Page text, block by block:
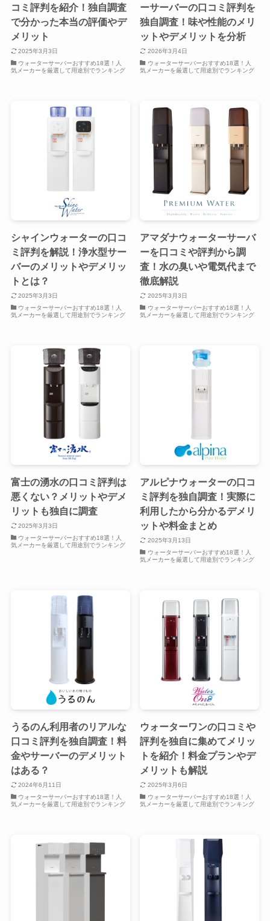
コミ評判を紹介！独自調査
で分かった本当の評価やデ
メリット
2025年3月3日
ウォーターサーバーおすすめ18選！人
気メーカーを厳選して用途別でランキング
ーサーバーの口コミ評判を
独自調査！味や性能のメリ
ットやデメリットを分析
2026年3月4日
ウォーターサーバーおすすめ18選！人
気メーカーを厳選して用途別でランキング
シャインウォーターの口コ
ミ評判を解説！浄水型サー
バーのメリットやデメリッ
トとは？
2025年3月3日
ウォーターサーバーおすすめ18選！人
気メーカーを厳選して用途別でランキング
アマダナウォーターサーバ
ーを口コミや評判から調
査！水の臭いや電気代まで
徹底解説
2025年3月3日
ウォーターサーバーおすすめ18選！人
気メーカーを厳選して用途別でランキング
富士の湧水の口コミ評判は
悪くない？メリットやデメ
リットも独自に調査
2025年3月3日
ウォーターサーバーおすすめ18選！人
気メーカーを厳選して用途別でランキング
アルピナウォーターの口コ
ミ評判を独自調査！実際に
利用したから分かるデメリ
ットや料金まとめ
2025年3月13日
ウォーターサーバーおすすめ18選！人
気メーカーを厳選して用途別でランキング
うるのん利用者のリアルな
口コミ評判を独自調査！料
金やサーバーのデメリット
はある？
2024年6月11日
ウォーターサーバーおすすめ18選！人
気メーカーを厳選して用途別でランキング
ウォーターワンの口コミや
評判を独自に集めてメリッ
トを紹介！料金プランやデ
メリットも解説
2025年3月6日
ウォーターサーバーおすすめ18選！人
気メーカーを厳選して用途別でランキング